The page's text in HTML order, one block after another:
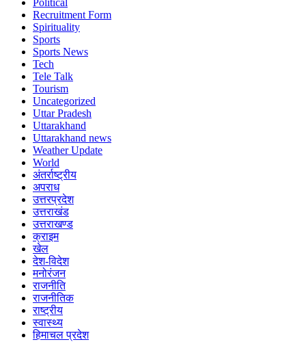
Political
Recruitment Form
Spirituality
Sports
Sports News
Tech
Tele Talk
Tourism
Uncategorized
Uttar Pradesh
Uttarakhand
Uttarakhand news
Weather Update
World
अंतर्राष्ट्रीय
अपराध
उत्तरप्रदेश
उत्तराखंड
उत्तराखण्ड
क्राइम
खेल
देश-विदेश
मनोरंजन
राजनीति
राजनीतिक
राष्ट्रीय
स्वास्थ्य
हिमाचल प्रदेश